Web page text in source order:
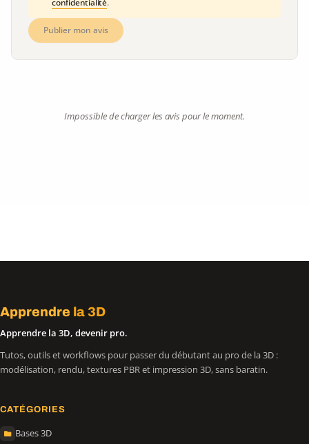
Publier mon avis
Impossible de charger les avis pour le moment.
Apprendre la 3D
Apprendre la 3D, devenir pro.
Tutos, outils et workflows pour passer du débutant au pro de la 3D :
modélisation, rendu, textures PBR et impression 3D, sans baratin.
CATÉGORIES
Bases 3D